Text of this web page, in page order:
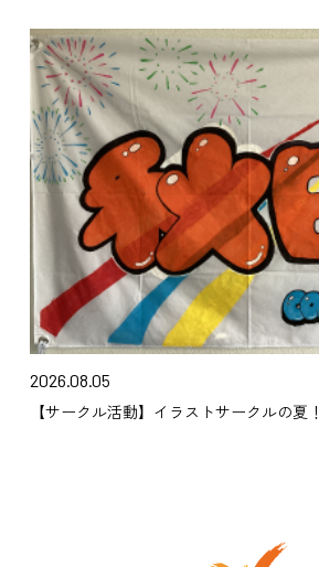
2026.08.05
【サークル活動】イラストサークルの夏！